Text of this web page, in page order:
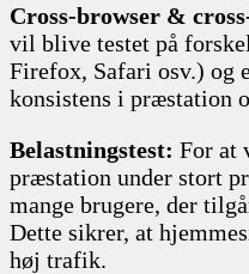
Cross-browser &
vil blive testet på
Firefox, Safari osv.) og
konsistens i præstation
Belastningstest: For at
præstation under stort
mange brugere, der
Dette sikrer, at
høj trafik.